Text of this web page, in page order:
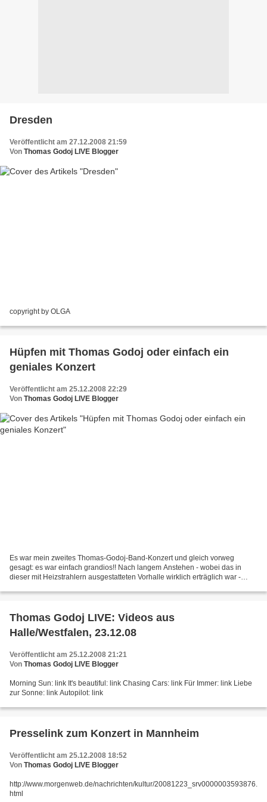
Dresden
Veröffentlicht am 27.12.2008 21:59
Von Thomas Godoj LIVE Blogger
copyright by OLGA
Hüpfen mit Thomas Godoj oder einfach ein
geniales Konzert
Veröffentlicht am 25.12.2008 22:29
Von Thomas Godoj LIVE Blogger
Es war mein zweites Thomas-Godoj-Band-Konzert und gleich vorweg
gesagt: es war einfach grandios!! Nach langem Anstehen - wobei das in
dieser mit Heizstrahlern ausgestatteten Vorhalle wirklich erträglich war -
Thomas Godoj LIVE: Videos aus
Halle/Westfalen, 23.12.08
Veröffentlicht am 25.12.2008 21:21
Von Thomas Godoj LIVE Blogger
Morning Sun: link It's beautiful: link Chasing Cars: link Für Immer: link Liebe
zur Sonne: link Autopilot: link
Presselink zum Konzert in Mannheim
Veröffentlicht am 25.12.2008 18:52
Von Thomas Godoj LIVE Blogger
http://www.morgenweb.de/nachrichten/kultur/20081223_srv0000003593876.
html